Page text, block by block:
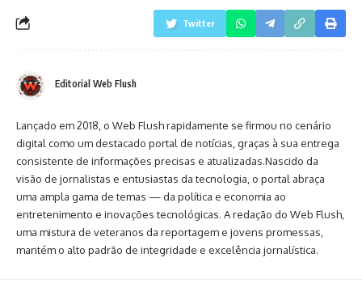
Twitter
Editorial Web Flush
Lançado em 2018, o Web Flush rapidamente se firmou no cenário
digital como um destacado portal de notícias, graças à sua entrega
consistente de informações precisas e atualizadas.Nascido da
visão de jornalistas e entusiastas da tecnologia, o portal abraça
uma ampla gama de temas — da política e economia ao
entretenimento e inovações tecnológicas. A redação do Web Flush,
uma mistura de veteranos da reportagem e jovens promessas,
mantém o alto padrão de integridade e excelência jornalística.